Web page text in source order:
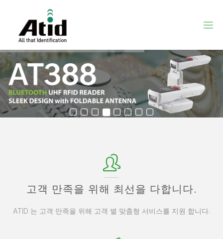
고객 만족을 위해 최선을 다합니다.
ATID 는 고객 만족을 위해 고객 별 맞춤형 서비스를 지원 합니다.